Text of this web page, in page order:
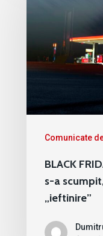
Comunicate
BLACK
s-a
„ieftinire”